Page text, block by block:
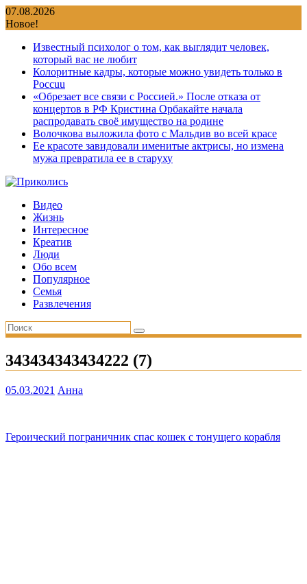
Перейти
к
07.08.2026
Новое!
Известный психолог о том, как выглядит человек,
который вас не любит
Колоритные кадры, которые можно увидеть только в
Россuu
«Обрезает все связи с Россией.» После отказа от
концертов в РФ Кристина Орбакайте начала
распродавать своё имущество на родине
Волочкова выложила фото с Мальдив во всей красе
Ее красоте завидовали именитые актрисы, но измена
мужа превратила ее в старуху
Видео
Жизнь
Интересное
Креатив
Люди
Обо всем
Популярное
Семья
Развлечения
343434343434222 (7)
05.03.2021 Анна
Навигация
Героический пограничник спас кошек с тонущего корабля